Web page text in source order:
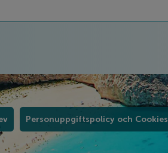
Personuppgiftspolicy och Cookies